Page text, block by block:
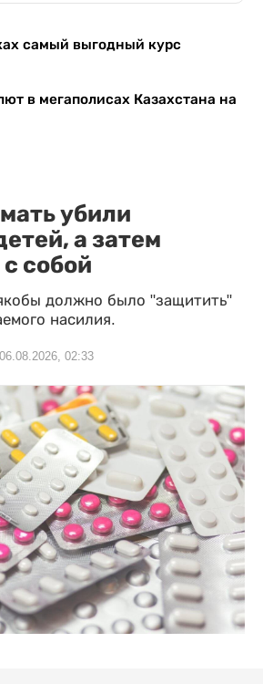
самый выгодный курс
в мегаполисах Казахстана на
убили
а затем
собой
должно было "защитить"
насилия.
06.08.2026, 02:33